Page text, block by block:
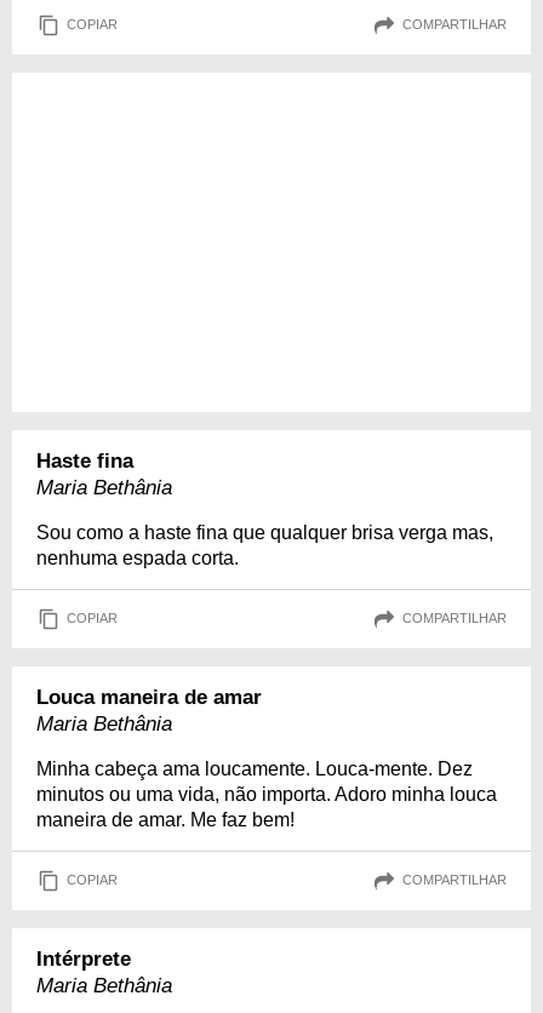
COPIAR COMPARTILHAR
Haste fina
Maria Bethânia
Sou como a haste fina que qualquer brisa verga mas,
nenhuma espada corta.
COPIAR COMPARTILHAR
Louca maneira de amar
Maria Bethânia
Minha cabeça ama loucamente. Louca-mente. Dez
minutos ou uma vida, não importa. Adoro minha louca
maneira de amar. Me faz bem!
COPIAR COMPARTILHAR
Intérprete
Maria Bethânia